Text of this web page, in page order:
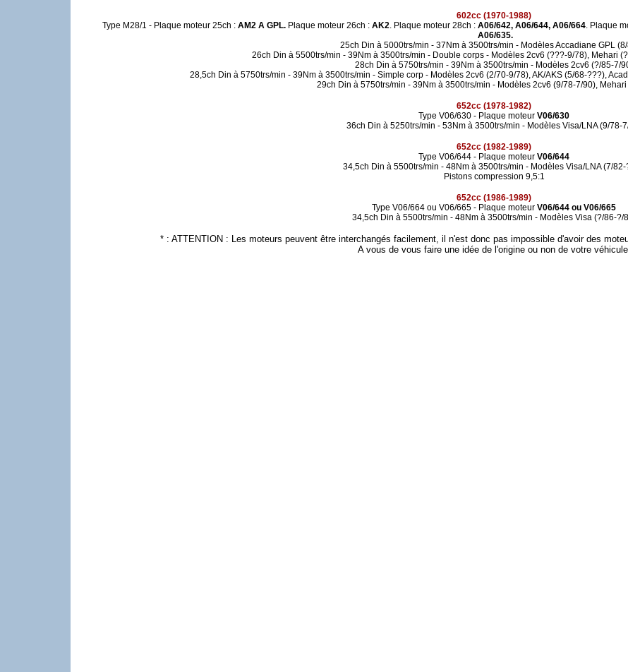
602cc (1970-1988)
Type M28/1 - Plaque moteur 25ch : AM2 A GPL.Plaque moteur 26ch : AK2. Plaque moteur 28ch : A06/642, A06/644, A06/664. Plaque
A06/635.
25ch Din à 5000trs/min - 37Nm à 3500trs/min - Modèles Accadiane GPL
26ch Din à 5500trs/min - 39Nm à 3500trs/min - Double corps - Modèles 2cv6 (???-9/78), Mehari
28ch Din à 5750trs/min - 39Nm à 3500trs/min - Modèles 2cv6 (?/85-7/
28,5ch Din à 5750trs/min - 39Nm à 3500trs/min - Simple corp - Modèles 2cv6 (2/70-9/78), AK/AKS (5/68-???),
29ch Din à 5750trs/min - 39Nm à 3500trs/min - Modèles 2cv6 (9/78-7/90),
652cc (1978-1982)
Type V06/630 - Plaque moteur V06/630
36ch Din à 5250trs/min - 53Nm à 3500trs/min - Modèles Visa/LNA (9/78-
652cc (1982-1989)
Type V06/644 - Plaque moteur V06/644
34,5ch Din à 5500trs/min - 48Nm à 3500trs/min - Modèles Visa/LNA (7/82-
Pistons compression 9,5:1
652cc (1986-1989)
Type V06/664 ou V06/665 - Plaque moteur V06/644 ou V06/665
34,5ch Din à 5500trs/min - 48Nm à 3500trs/min - Modèles Visa (?/86-?/
* : ATTENTION : Les moteurs peuvent être interchangés facilement, il n'est donc pas impossible d'avoir des
A vous de vous faire une idée de l'origine ou non de votre